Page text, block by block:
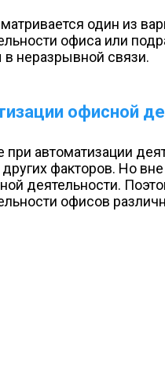
один из
офиса или
неразрывной связи.
офисной
автоматизации
других факторов. Но
деятельности.
офисов